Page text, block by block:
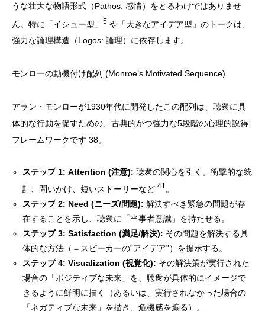
うな壮大な物語形式（Pathos: 感情）をとるわけではありませ
ん。特に「イシュー型」
5 や「大きなアイデア型」のトークは、
強力な論理構造（Logos: 論理）に依存します。
モンローの動機付け配列 (Monroe’s Motivated Sequence)
アラン・モンローが1930年代に開発したこの配列は、聴衆に具
体的な行動を促すための、古典的かつ強力な5段階の心理的説得
フレームワークです 38。
ステップ 1: Attention (注意): 聴衆の関心を引く。衝撃的な統
計、問いかけ、短いストーリーなど41 。
ステップ 2: Need (ニーズ/問題): 解決すべき緊急の問題が存
在することを示し、聴衆に「当事者意識」を持たせる。
ステップ 3: Satisfaction (満足/解決): その問題を解決する具
体的な方法（＝スピーカーの”アイデア”）を提示する。
ステップ 4: Visualization (視覚化): その解決策が実行された
場合の「ポジティブな未来」を、聴衆が具体的にイメージで
きるように鮮明に描く（あるいは、実行されなかった場合の
「ネガティブな未来」を描き、危機感を煽る）。